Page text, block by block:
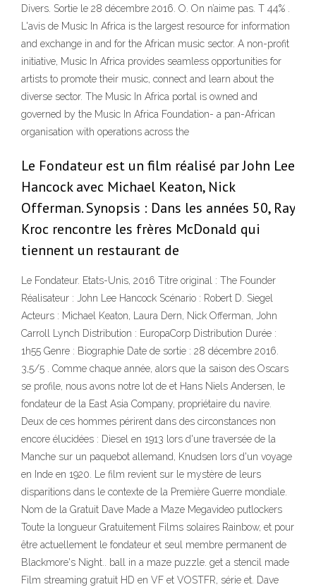
Divers. Sortie le 28 décembre 2016. O. On n’aime pas. T 44% .
L'avis de Music In Africa is the largest resource for information
and exchange in and for the African music sector. A non-profit
initiative, Music In Africa provides seamless opportunities for
artists to promote their music, connect and learn about the
diverse sector. The Music In Africa portal is owned and
governed by the Music In Africa Foundation- a pan-African
organisation with operations across the
Le Fondateur est un film réalisé par John Lee
Hancock avec Michael Keaton, Nick
Offerman. Synopsis : Dans les années 50, Ray
Kroc rencontre les frères McDonald qui
tiennent un restaurant de
Le Fondateur. Etats-Unis, 2016 Titre original : The Founder
Réalisateur : John Lee Hancock Scénario : Robert D. Siegel
Acteurs : Michael Keaton, Laura Dern, Nick Offerman, John
Carroll Lynch Distribution : EuropaCorp Distribution Durée :
1h55 Genre : Biographie Date de sortie : 28 décembre 2016.
3,5/5 . Comme chaque année, alors que la saison des Oscars
se profile, nous avons notre lot de et Hans Niels Andersen, le
fondateur de la East Asia Company, propriétaire du navire.
Deux de ces hommes périrent dans des circonstances non
encore élucidées : Diesel en 1913 lors d'une traversée de la
Manche sur un paquebot allemand, Knudsen lors d'un voyage
en Inde en 1920. Le film revient sur le mystère de leurs
disparitions dans le contexte de la Première Guerre mondiale.
Nom de la Gratuit Dave Made a Maze Megavideo putlockers
Toute la longueur Gratuitement Films solaires Rainbow, et pour
être actuellement le fondateur et seul membre permanent de
Blackmore's Night.. ball in a maze puzzle. get a stencil made
Film streaming gratuit HD en VF et VOSTFR, série et. Dave